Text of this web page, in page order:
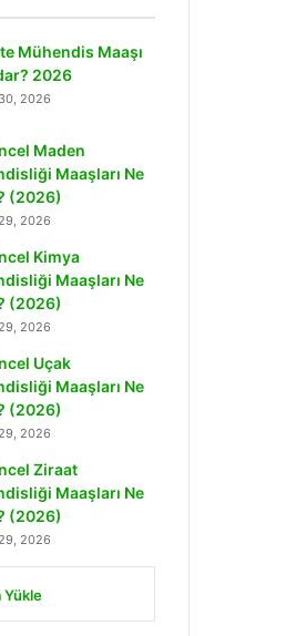
Mühendis Maaşı
2026
2026
Maden
Maaşları Ne
(2026)
2026
Kimya
Maaşları Ne
(2026)
2026
Uçak
Maaşları Ne
(2026)
2026
Ziraat
Maaşları Ne
(2026)
2026
Yükle